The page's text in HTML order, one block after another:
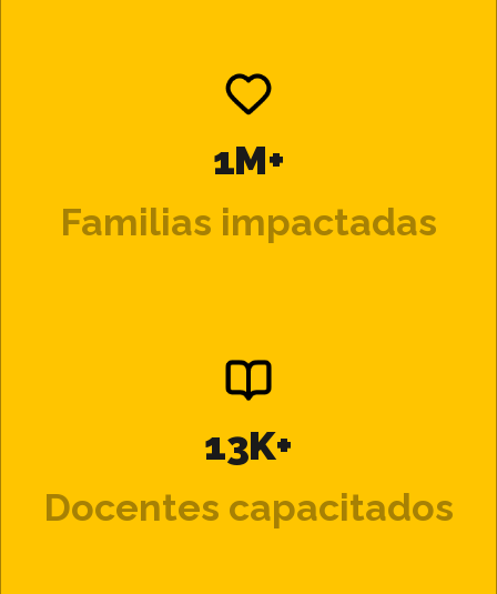
1M+
Familias impactadas
13K+
Docentes capacitados